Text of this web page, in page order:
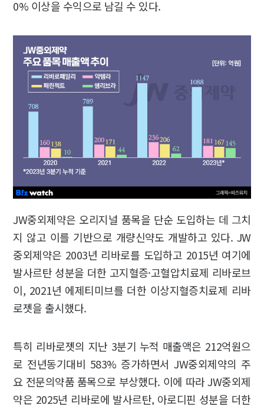
0% 이상을 수익으로 남길 수 있다.
JW중외제약은 오리지널 품목을 단순 도입하는 데 그치
지 않고 이를 기반으로 개량신약도 개발하고 있다. JW
중외제약은 2003년 리바로를 도입하고 2015년 여기에
발사르탄 성분을 더한 고지혈증·고혈압치료제 리바로브
이, 2021년 에제티미브를 더한 이상지혈증치료제 리바
로젯을 출시했다.
특히 리바로젯의 지난 3분기 누적 매출액은 212억원으
로 전년동기대비 583% 증가하면서 JW중외제약의 주
요 전문의약품 품목으로 부상했다. 이에 따라 JW중외제
약은 2025년 리바로에 발사르탄, 아로디핀 성분을 더한